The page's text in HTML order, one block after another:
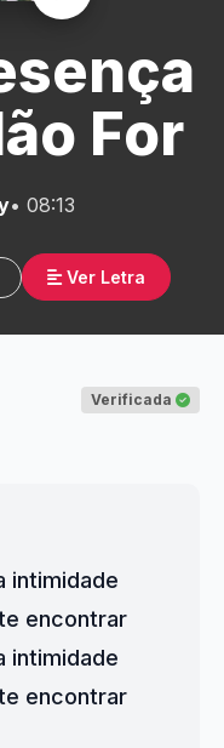
For
• 08:13
Ver Letra
Verificada
intimidade
encontrar
intimidade
encontrar